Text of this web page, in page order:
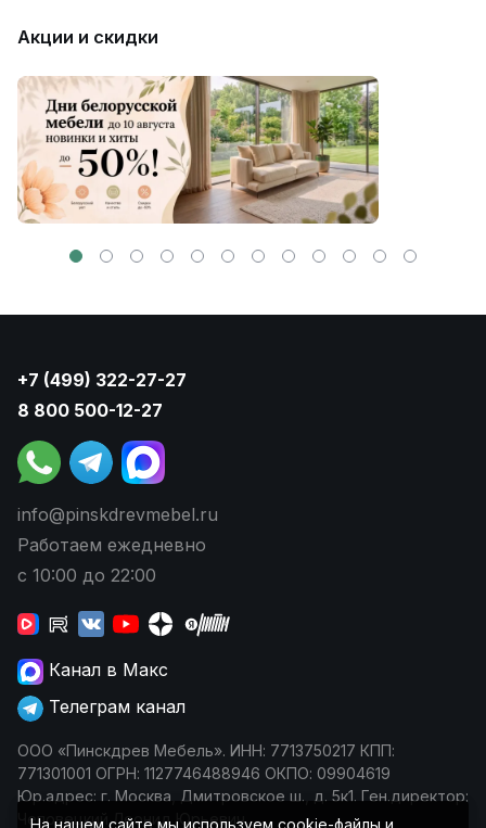
Акции и скидки
+7 (499) 322-27-27
8 800 500-12-27
info@pinskdrevmebel.ru
Работаем ежедневно
с 10:00 до 22:00
Канал в Макс
Телеграм канал
ООО «Пинскдрев Мебель». ИНН: 7713750217 КПП:
771301001 ОГРН: 1127746488946 ОКПО: 09904619
Юр.адрес: г. Москва, Дмитровское ш., д. 5к1. Ген.директор:
Чеповецкий Леонид Юрьевич
На нашем сайте мы используем cookie-файлы и